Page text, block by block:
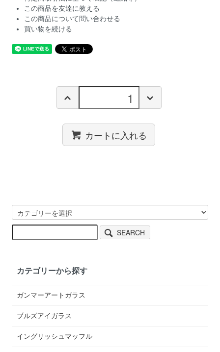
この商品を友達に教える
この商品について問い合わせる
買い物を続ける
カートに入れる
SEARCH
カテゴリーから探す
ガンマーアートガラス
ブルズアイガラス
イングリッシュマッフル